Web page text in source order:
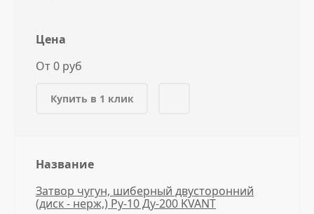
Цена
От 0 руб
Купить в 1 клик
Название
Затвор чугун, шиберный двусторонний
(диск - нерж,) Ру-10 Ду-200 KVANT